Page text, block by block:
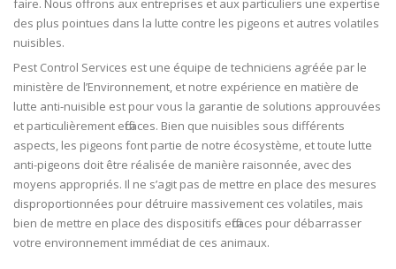
faire. Nous offrons aux entreprises et aux particuliers une expertise
des plus pointues dans la lutte contre les pigeons et autres volatiles
nuisibles.
Pest Control Services est une équipe de techniciens agréée par le
ministère de l’Environnement, et notre expérience en matière de
lutte anti-nuisible est pour vous la garantie de solutions approuvées
et particulièrement efficaces. Bien que nuisibles sous différents
aspects, les pigeons font partie de notre écosystème, et toute lutte
anti-pigeons doit être réalisée de manière raisonnée, avec des
moyens appropriés. Il ne s’agit pas de mettre en place des mesures
disproportionnées pour détruire massivement ces volatiles, mais
bien de mettre en place des dispositifs efficaces pour débarrasser
votre environnement immédiat de ces animaux.